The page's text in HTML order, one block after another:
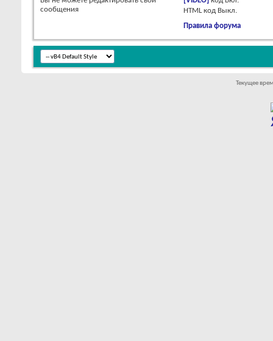
сообщения
HTML код Выкл.
Правила форума
Текущее